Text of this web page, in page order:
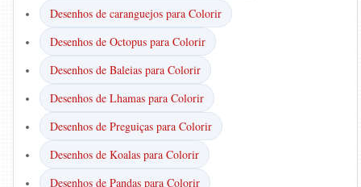
Desenhos de caranguejos para Colorir
Desenhos de Octopus para Colorir
Desenhos de Baleias para Colorir
Desenhos de Lhamas para Colorir
Desenhos de Preguiças para Colorir
Desenhos de Koalas para Colorir
Desenhos de Pandas para Colorir